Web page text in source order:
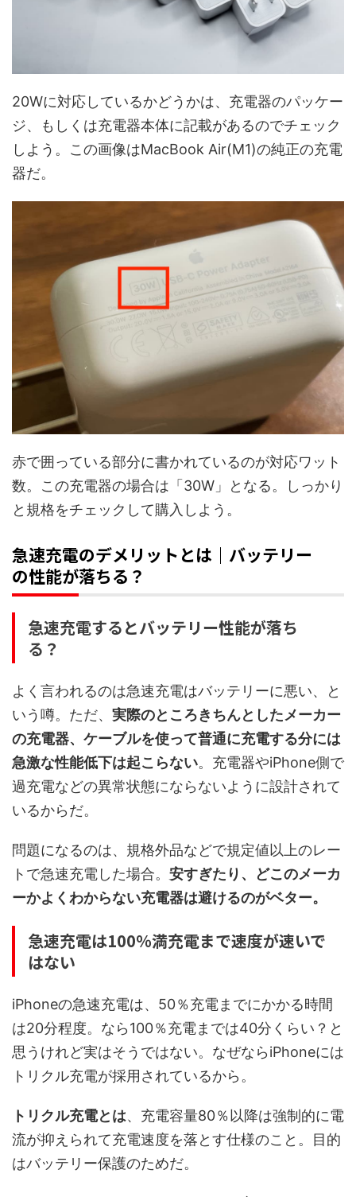
20Wに対応しているかどうかは、充電器のパッケー
ジ、もしくは充電器本体に記載があるのでチェック
しよう。この画像はMacBook Air(M1)の純正の充電
器だ。
赤で囲っている部分に書かれているのが対応ワット
数。この充電器の場合は「30W」となる。しっかり
と規格をチェックして購入しよう。
急速充電のデメリットとは｜バッテリー
の性能が落ちる？
急速充電するとバッテリー性能が落ち
る？
よく言われるのは急速充電はバッテリーに悪い、と
いう噂。ただ、 実際のところきちんとしたメーカー
の充電器、ケーブルを使って普通に充電する分には
急激な性能低下は起こらない。充電器やiPhone側で
過充電などの異常状態にならないように設計されて
いるからだ。
問題になるのは、規格外品などで規定値以上のレー
トで急速充電した場合。 安すぎたり、どこのメーカ
ーかよくわからない充電器は避けるのがベター。
急速充電は100％満充電まで速度が速いで
はない
iPhoneの急速充電は、50％充電までにかかる時間
は20分程度。なら100％充電までは40分くらい？と
思うけれど実はそうではない。なぜならiPhoneには
トリクル充電が採用されているから。
トリクル充電とは、充電容量80％以降は強制的に電
流が抑えられて充電速度を落とす仕様のこと。目的
はバッテリー保護のためだ。